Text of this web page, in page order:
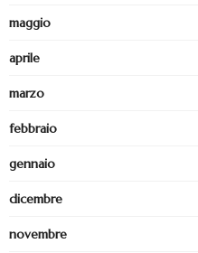
maggio
aprile
marzo
febbraio
gennaio
dicembre
novembre